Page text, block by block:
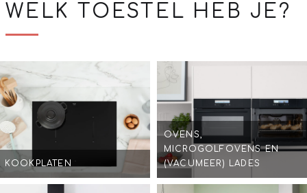
WELK TOESTEL HEB JE?
KOOKPLATEN
OVENS,
MICROGOLFOVENS EN
(VACUMEER) LADES